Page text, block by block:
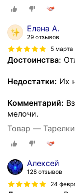
Елена А.
29 отзывов
5 марта
Достоинства:
Недостатки: Их
Комментарий:
мелочи.
Товар —
Алексей
128 отзывов
24